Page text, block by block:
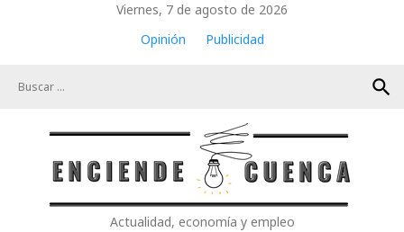
Viernes, 7 de agosto de 2026
Opinión
Publicidad
search
Actualidad, economía y empleo